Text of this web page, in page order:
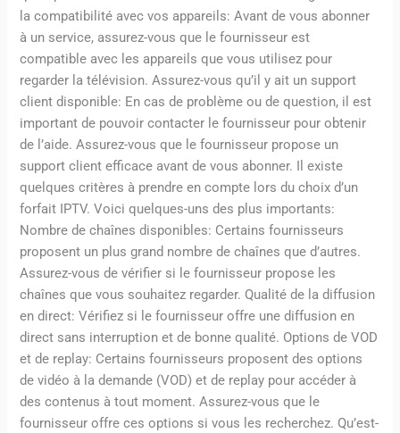
la compatibilité avec vos appareils: Avant de vous abonner
à un service, assurez-vous que le fournisseur est
compatible avec les appareils que vous utilisez pour
regarder la télévision. Assurez-vous qu’il y ait un support
client disponible: En cas de problème ou de question, il est
important de pouvoir contacter le fournisseur pour obtenir
de l’aide. Assurez-vous que le fournisseur propose un
support client efficace avant de vous abonner. Il existe
quelques critères à prendre en compte lors du choix d’un
forfait IPTV. Voici quelques-uns des plus importants:
Nombre de chaînes disponibles: Certains fournisseurs
proposent un plus grand nombre de chaînes que d’autres.
Assurez-vous de vérifier si le fournisseur propose les
chaînes que vous souhaitez regarder. Qualité de la diffusion
en direct: Vérifiez si le fournisseur offre une diffusion en
direct sans interruption et de bonne qualité. Options de VOD
et de replay: Certains fournisseurs proposent des options
de vidéo à la demande (VOD) et de replay pour accéder à
des contenus à tout moment. Assurez-vous que le
fournisseur offre ces options si vous les recherchez. Qu’est-